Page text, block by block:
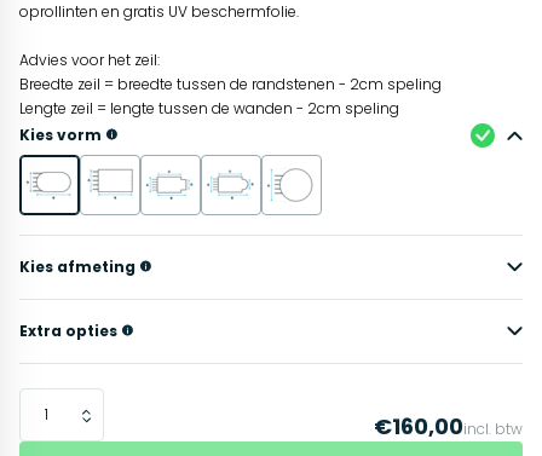
oprollinten en gratis UV beschermfolie.
Advies voor het zeil:
Breedte zeil = breedte tussen de randstenen - 2cm speling
Lengte zeil = lengte tussen de wanden - 2cm speling
Kies vorm
Kies afmeting
Extra opties
€160,00incl. btw